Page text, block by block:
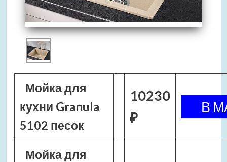
Мойка для
кухни Granula
5102 песок
10230
₽
Мойка для